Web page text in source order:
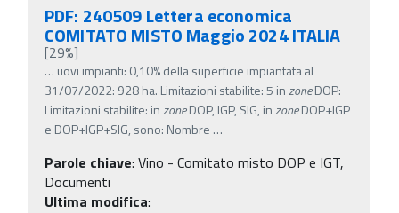
PDF: 240509 Lettera economica
COMITATO MISTO Maggio 2024 ITALIA
[29%]
… uovi impianti: 0,10% della superficie impiantata al
31/07/2022: 928 ha. Limitazioni stabilite: 5 inzoneDOP:
Limitazioni stabilite: inzoneDOP, IGP, SIG, inzoneDOP+IGP
e DOP+IGP+SIG, sono: Nombre …
Parole chiave: Vino - Comitato misto DOP e IGT,
Documenti
Ultima modifica: